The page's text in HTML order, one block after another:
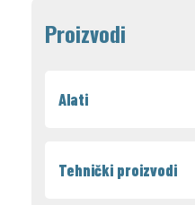
Proizvodi
Alati
Tehnički proizvodi